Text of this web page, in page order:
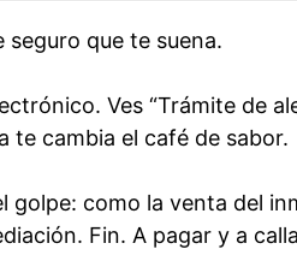
seguro que te suena.
Ves “Trámite de
te cambia el café de sabor.
golpe: como la venta del
Fin. A pagar y a